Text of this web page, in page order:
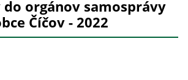
orgánov samosprávy
Číčov - 2022